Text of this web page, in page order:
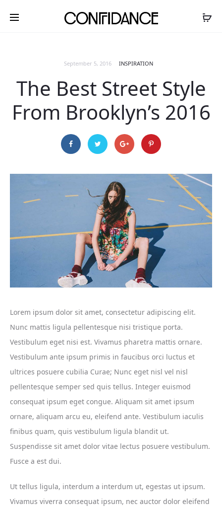
September 5, 2016 INSPIRATION
The Best Street Style
From Brooklyn’s 2016
Lorem ipsum dolor sit amet, consectetur adipiscing elit.
Nunc mattis ligula pellentesque nisi tristique porta.
Vestibulum eget nisi est. Vivamus pharetra mattis ornare.
Vestibulum ante ipsum primis in faucibus orci luctus et
ultrices posuere cubilia Curae; Nunc eget nisl vel nisl
pellentesque semper sed quis tellus. Integer euismod
consequat ipsum eget congue. Aliquam sit amet ipsum
ornare, aliquam arcu eu, eleifend ante. Vestibulum iaculis
finibus quam, quis vestibulum ligula blandit ut.
Suspendisse sit amet dolor vitae lectus posuere vestibulum.
Fusce a est dui.
Ut tellus ligula, interdum a interdum ut, egestas ut ipsum.
Vivamus viverra consequat ipsum, nec auctor dolor eleifend